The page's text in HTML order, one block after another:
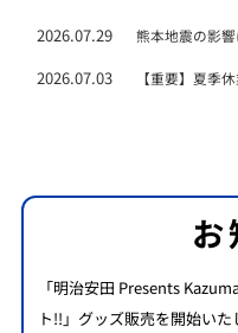
2026.07.29 熊本地震の影
2026.07.03
お
「明治安田 Presents
ト!!」グッズ販売を開始いた